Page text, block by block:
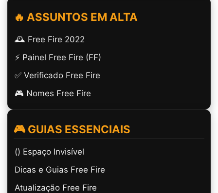
🔥 ASSUNTOS EM ALTA
🕰️ Free Fire 2022
⚡ Painel Free Fire (FF)
✅ Verificado Free Fire
🎮 Nomes Free Fire
🎮 GUIAS ESSENCIAIS
(ㅤ) Espaço Invisível
Dicas e Guias Free Fire
Atualização Free Fire